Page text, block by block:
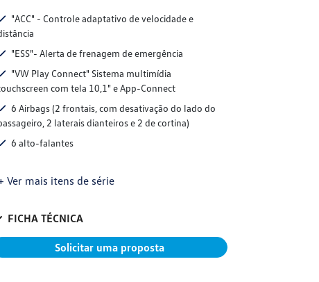
"ACC" - Controle adaptativo de velocidade e
"ESS"- Alerta de frenagem de emergência
"VW Play Connect" Sistema multimídia
com tela 10,1" e App-Connect
6 Airbags (2 frontais, com desativação do lado do
2 laterais dianteiros e 2 de cortina)
6 alto-falantes
Ver mais itens de série
FICHA TÉCNICA
Solicitar uma proposta